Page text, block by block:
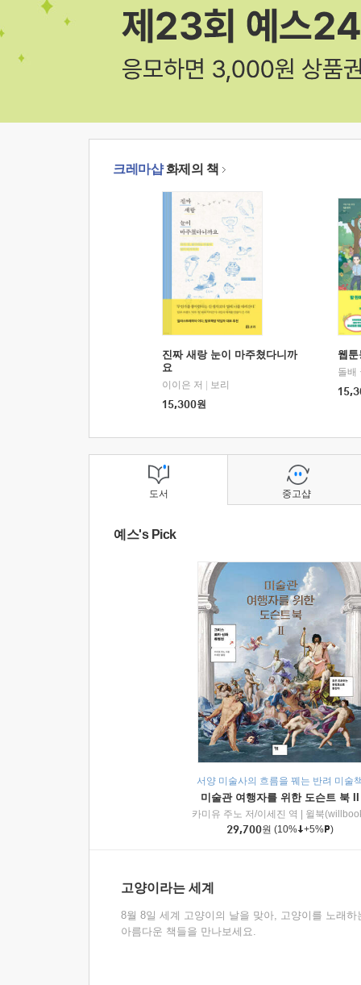
크레마샵화제의 책
진짜 새랑 눈이 마주쳤다니까
요
이이은 저
보리
15,300원
웹
돌배
도서
예스's Pick
서양 미술사의 흐름을 꿰는 반려 미술
미술관 여행자를 위한 도슨트 북 II
카미유 주노 저/이세진 역
윌북
29,700원 (10% +5% )
고양이라는 세계
8월 8일 세계 고양이의 날을 맞아, 고양이를 노래하
아름다운 책들을 만나보세요.
중고샵